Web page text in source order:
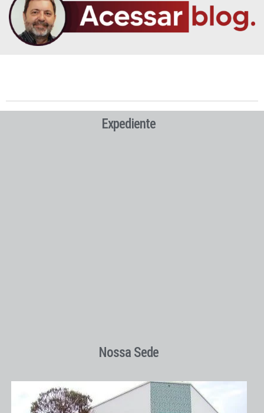
Expediente
Nossa Sede